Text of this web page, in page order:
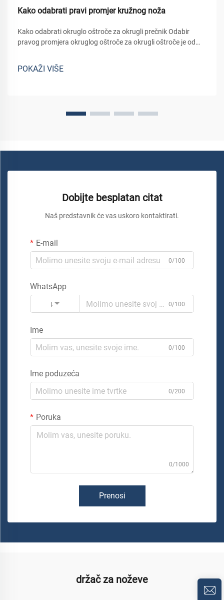
Kako odabrati pravi promjer kružnog noža
Kako odabrati okruglo oštroče za okrugli prečnik Odabir
pravog promjera okruglog oštroče za okrugli oštroče je od
osiguranje učinkovitog rada. Promen okruglog oštrica
direktno utječe na dubinu...
POKAŽI VIŠE
Dobijte besplatan citat
Naš predstavnik će vas uskoro kontaktirati.
E-mail
0/100
WhatsApp
Kod
0/100
Ime
0/100
Ime poduzeća
0/200
Poruka
0/1000
Prenosi
držač za noževe